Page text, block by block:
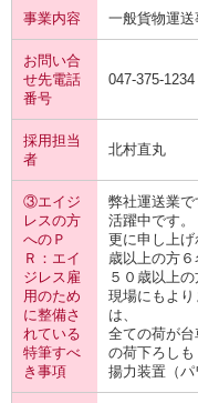
事業内容 一般貨物運送
お問い合
せ先電話
番号
047-375-1234
採用担当
者
北村直丸
③エイジ
レスの方
へのＰ
Ｒ：エイ
ジレス雇
用のため
に整備さ
れている
特筆すべ
き事項
弊社運送業
活躍中です。
更に申し上
歳以上の方６
５０歳以上
現場にもよ
は、
全ての荷が
の荷下ろしも
揚力装置（パ